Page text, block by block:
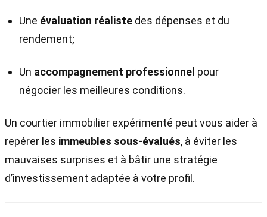
Une évaluation réaliste des dépenses et du
rendement;
Un accompagnement professionnel pour
négocier les meilleures conditions.
Un courtier immobilier expérimenté peut vous aider à
repérer les immeubles sous-évalués, à éviter les
mauvaises surprises et à bâtir une stratégie
d’investissement adaptée à votre profil.